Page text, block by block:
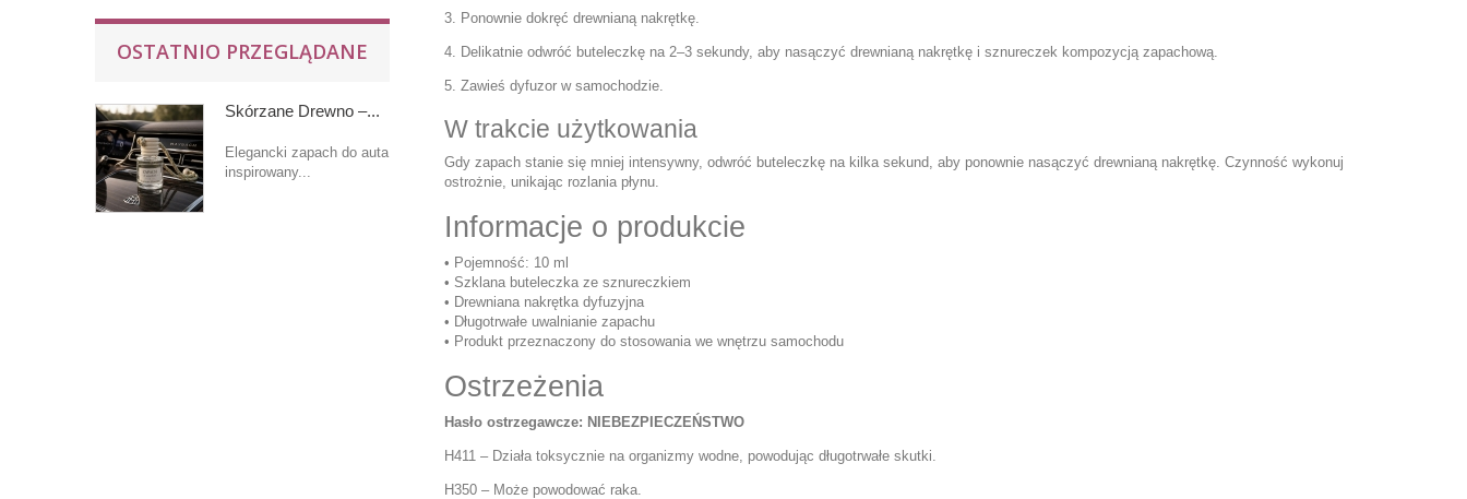
OSTATNIO PRZEGLĄDANE
Skórzane Drewno –...
Elegancki zapach do auta
inspirowany...
Ponownie dokręć drewnianą nakrętkę.
Delikatnie odwróć buteleczkę na 2–3 sekundy, aby nasączyć drewnianą nakrętkę i sznureczek kompozycją zapachową.
Zawieś dyfuzor w samochodzie.
W trakcie użytkowania
Gdy zapach stanie się mniej intensywny, odwróć buteleczkę na kilka sekund, aby ponownie nasączyć drewnianą nakrętkę. Czynność wykonuj
ostrożnie, unikając rozlania płynu.
Informacje o produkcie
• Pojemność: 10 ml
• Szklana buteleczka ze sznureczkiem
• Drewniana nakrętka dyfuzyjna
• Długotrwałe uwalnianie zapachu
• Produkt przeznaczony do stosowania we wnętrzu samochodu
Ostrzeżenia
Hasło ostrzegawcze: NIEBEZPIECZEŃSTWO
H411 – Działa toksycznie na organizmy wodne, powodując długotrwałe skutki.
H350 – Może powodować raka.